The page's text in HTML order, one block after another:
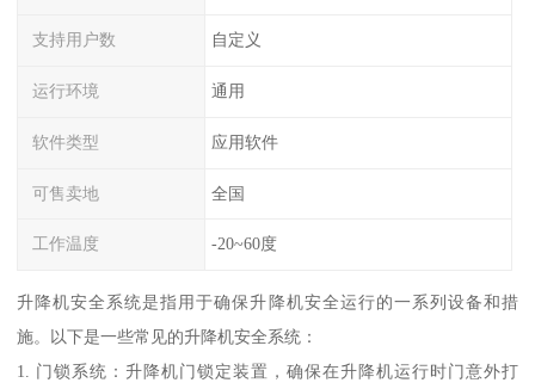
支持用户数 自定义
运行环境 通用
软件类型 应用软件
可售卖地 全国
工作温度 -20~60度
升降机安全系统是指用于确保升降机安全运行的一系列设备和措
施。以下是一些常见的升降机安全系统：
1. 门锁系统：升降机门锁定装置，确保在升降机运行时门意外打